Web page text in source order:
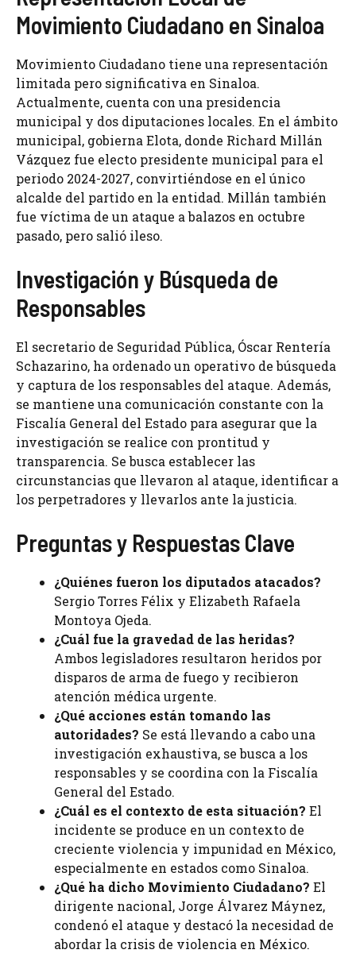
Movimiento Ciudadano en Sinaloa
Movimiento Ciudadano tiene una representación
limitada pero significativa en Sinaloa.
Actualmente, cuenta con una presidencia
municipal y dos diputaciones locales. En el ámbito
municipal, gobierna Elota, donde Richard Millán
Vázquez fue electo presidente municipal para el
periodo 2024-2027, convirtiéndose en el único
alcalde del partido en la entidad. Millán también
fue víctima de un ataque a balazos en octubre
pasado, pero salió ileso.
Investigación y Búsqueda de
Responsables
El secretario de Seguridad Pública, Óscar Rentería
Schazarino, ha ordenado un operativo de búsqueda
y captura de los responsables del ataque. Además,
se mantiene una comunicación constante con la
Fiscalía General del Estado para asegurar que la
investigación se realice con prontitud y
transparencia. Se busca establecer las
circunstancias que llevaron al ataque, identificar a
los perpetradores y llevarlos ante la justicia.
Preguntas y Respuestas Clave
¿Quiénes fueron los diputados atacados?
Sergio Torres Félix y Elizabeth Rafaela
Montoya Ojeda.
¿Cuál fue la gravedad de las heridas?
Ambos legisladores resultaron heridos por
disparos de arma de fuego y recibieron
atención médica urgente.
¿Qué acciones están tomando las
autoridades? Se está llevando a cabo una
investigación exhaustiva, se busca a los
responsables y se coordina con la Fiscalía
General del Estado.
¿Cuál es el contexto de esta situación? El
incidente se produce en un contexto de
creciente violencia y impunidad en México,
especialmente en estados como Sinaloa.
¿Qué ha dicho Movimiento Ciudadano? El
dirigente nacional, Jorge Álvarez Máynez,
condenó el ataque y destacó la necesidad de
abordar la crisis de violencia en México.